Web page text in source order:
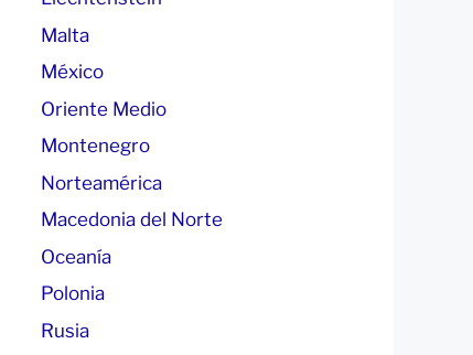
Malta
México
Oriente Medio
Montenegro
Norteamérica
Macedonia del Norte
Oceanía
Polonia
Rusia